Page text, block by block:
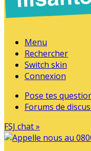
Menu
Rechercher
Switch skin
Connexion
Pose tes
Forums de
FSJ chat »